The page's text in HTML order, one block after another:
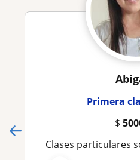
Primera
$
Clases particulares